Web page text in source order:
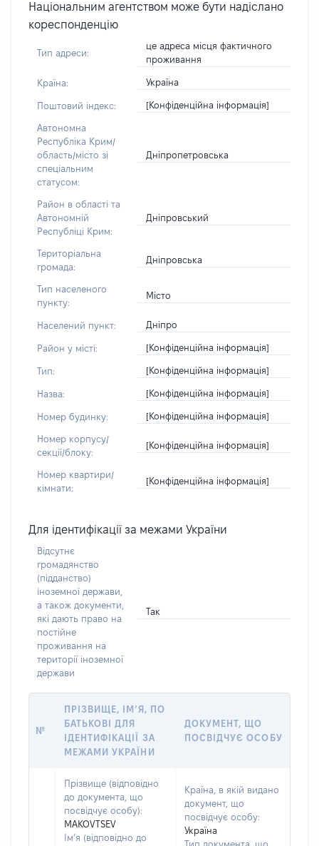
Національним агентством може бути надіслано
кореспонденцію
Тип адреси:
це адреса місця фактичного
проживання
Країна: Україна
Поштовий індекс: [Конфіденційна інформація]
Автономна
Республіка Крим/
область/місто зі
спеціальним
статусом:
Дніпропетровська
Район в області та
Автономній
Республіці Крим:
Дніпровський
Територіальна
громада:
Дніпровська
Тип населеного
пункту:
Місто
Населений пункт: Дніпро
Район у місті: [Конфіденційна інформація]
Тип: [Конфіденційна інформація]
Назва: [Конфіденційна інформація]
Номер будинку: [Конфіденційна інформація]
Номер корпусу/
секції/блоку:
[Конфіденційна інформація]
Номер квартири/
кімнати:
[Конфіденційна інформація]
Для ідентифікації за межами України
Відсутнє
громадянство
(підданство)
іноземної держави,
а також документи,
які дають право на
постійне
проживання на
території іноземної
держави
Так
№
ПРІЗВИЩЕ, ІМ’Я, ПО
БАТЬКОВІ ДЛЯ
ІДЕНТИФІКАЦІЇ ЗА
МЕЖАМИ УКРАЇНИ
ДОКУМЕНТ, ЩО
ПОСВІДЧУЄ ОСОБУ
Прізвище (відповідно
до документа, що
посвідчує особу):
MAKOVTSEV
Ім’я (відповідно до
Країна, в якій видано
документ, що
посвідчує особу:
Україна
Тип документа, що